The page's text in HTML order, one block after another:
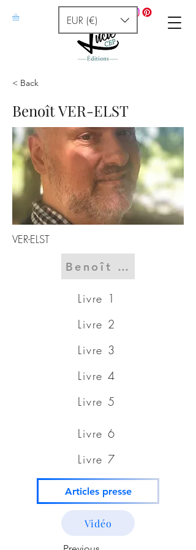
EUR (€)
< Back
Benoît VER-ELST
VER-ELST
Livre 1
Livre 2
Livre 3
Livre 4
Livre 5
Livre 6
Livre 7
Articles presse
Vidéo